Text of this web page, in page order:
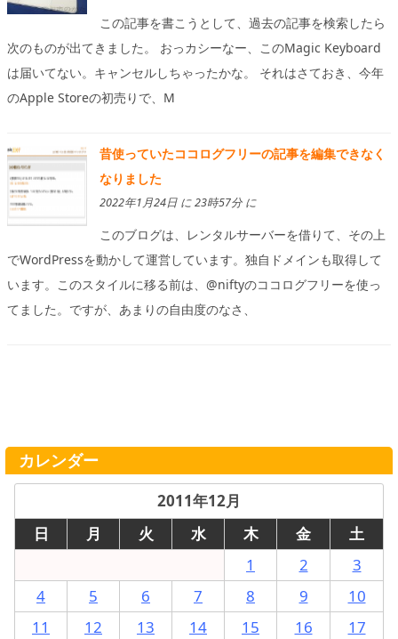
この記事を書こうとして、過去の記事を検索したら
次のものが出てきました。 おっカシーなー、このMagic Keyboard
は届いてない。キャンセルしちゃったかな。 それはさておき、今年
のApple Storeの初売りで、M
昔使っていたココログフリーの記事を編集できなく
なりました
2022年1月24日 に 23時57分 に
このブログは、レンタルサーバーを借りて、その上
でWordPressを動かして運営しています。独自ドメインも取得して
います。このスタイルに移る前は、@niftyのココログフリーを使っ
てました。ですが、あまりの自由度のなさ、
カレンダー
2011年12月
日
月 火 水 木 金
土
1
2
3
4
5 6 7 8 9
10
11
12 13 14 15 16
17